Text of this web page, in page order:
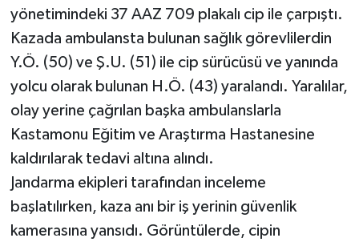
yönetimindeki 37 AAZ 709 plakalı cip ile çarpıştı.
Kazada ambulansta bulunan sağlık görevlilerdin
Y.Ö. (50) ve Ş.U. (51) ile cip sürücüsü ve yanında
yolcu olarak bulunan H.Ö. (43) yaralandı. Yaralılar,
olay yerine çağrılan başka ambulanslarla
Kastamonu Eğitim ve Araştırma Hastanesine
kaldırılarak tedavi altına alındı.
Jandarma ekipleri tarafından inceleme
başlatılırken, kaza anı bir iş yerinin güvenlik
kamerasına yansıdı. Görüntülerde, cipin